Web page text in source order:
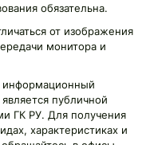
обязательна.
от изображения
монитора и
информационный
публичной
ГК РУ. Для получения
характеристиках и